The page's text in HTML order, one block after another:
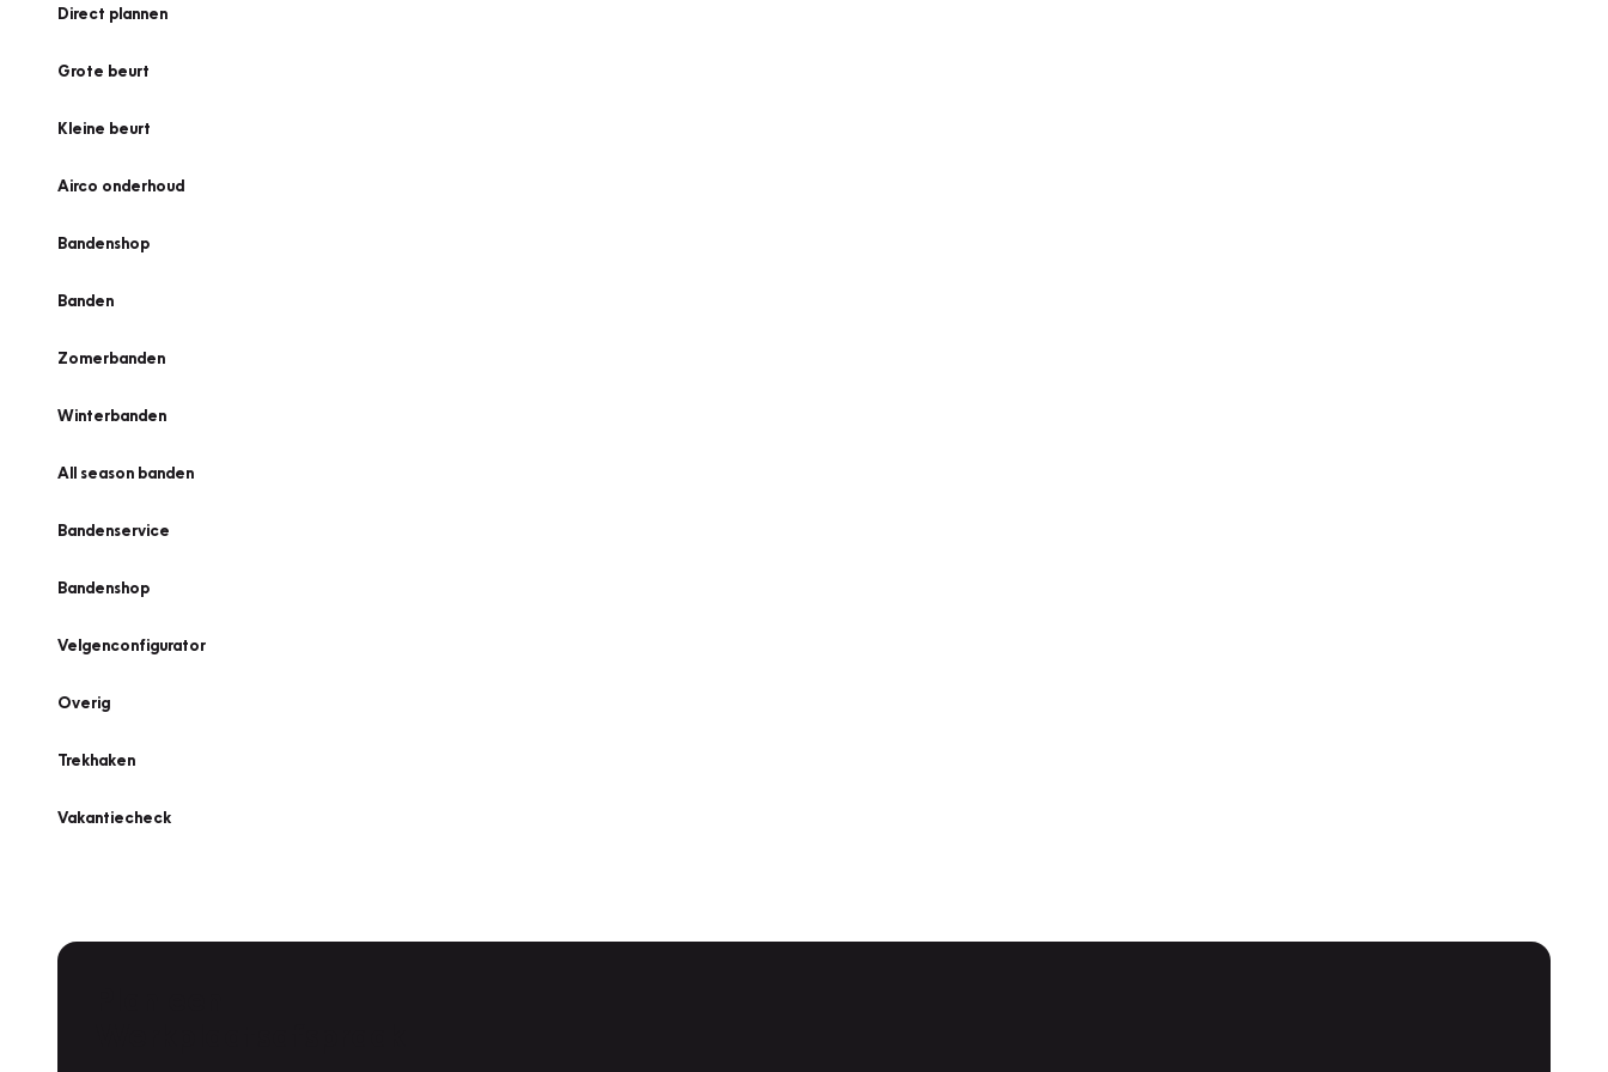
Direct plannen
Grote beurt
Kleine beurt
Airco onderhoud
Bandenshop
Banden
Zomerbanden
Winterbanden
All season banden
Bandenservice
Bandenshop
Velgenconfigurator
Overig
Trekhaken
Vakantiecheck